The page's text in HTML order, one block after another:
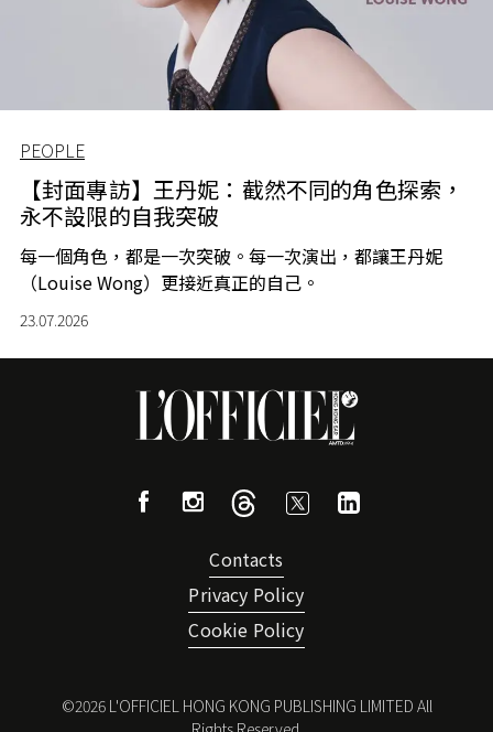
PEOPLE
【封面專訪】王丹妮：截然不同的角色探索，
永不設限的自我突破
每一個角色，都是一次突破。每一次演出，都讓王丹妮
（Louise Wong）更接近真正的自己。
23.07.2026
Contacts
Privacy Policy
Cookie Policy
©2026L'OFFICIEL HONG KONG PUBLISHING LIMITED All